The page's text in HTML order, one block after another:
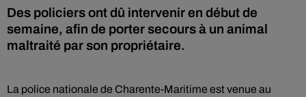
Des policiers ont dû intervenir en début de
semaine, afin de porter secours à un animal
maltraité par son propriétaire.
La police nationale de Charente-Maritime est venue au